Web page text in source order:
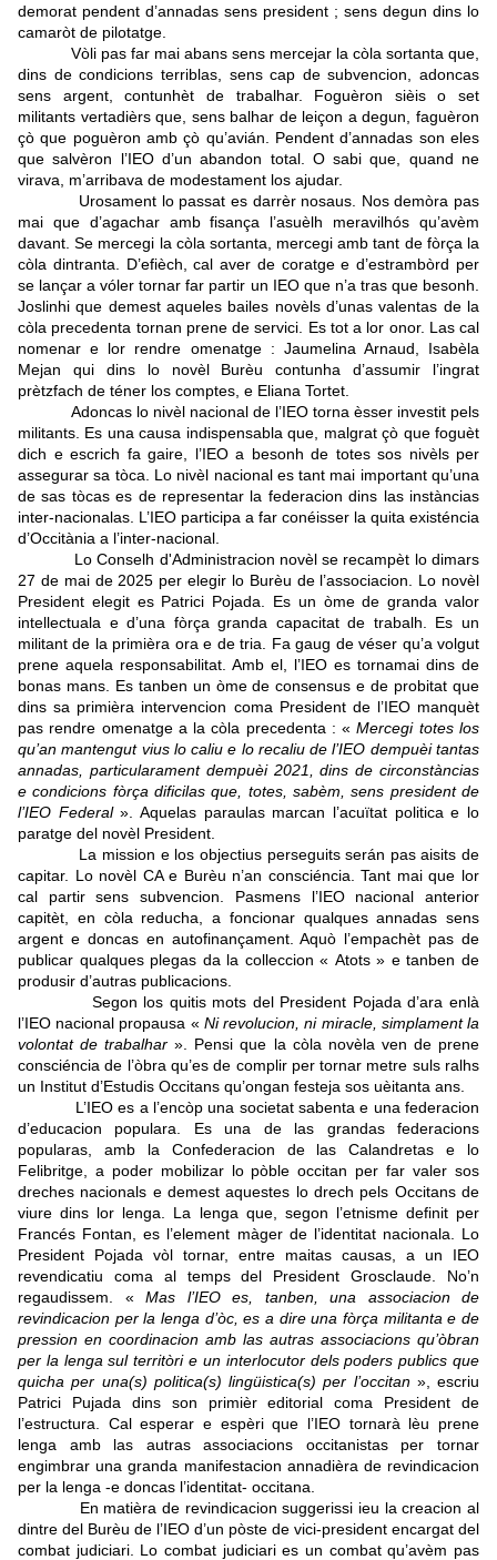
demorat pendent d’annadas sens president ; sens degun dins lo
camaròt de pilotatge.
Vòli pas far mai abans sens mercejar la còla sortanta que,
dins de condicions terriblas, sens cap de subvencion, adoncas
sens argent, contunhèt de trabalhar. Foguèron sièis o set
militants vertadièrs que, sens balhar de leiçon a degun, faguèron
çò que poguèron amb çò qu’avián. Pendent d’annadas son eles
que salvèron l’IEO d’un abandon total. O sabi que, quand ne
virava, m’arribava de modestament los ajudar.
Urosament lo passat es darrèr nosaus. Nos demòra pas
mai que d’agachar amb fisança l’asuèlh meravilhós qu’avèm
davant. Se mercegi la còla sortanta, mercegi amb tant de fòrça la
còla dintranta. D’efièch, cal aver de coratge e d’estrambòrd per
se lançar a vóler tornar far partir un IEO que n’a tras que besonh.
Joslinhi que demest aqueles bailes novèls d’unas valentas de la
còla precedenta tornan prene de servici. Es tot a lor onor. Las cal
nomenar e lor rendre omenatge : Jaumelina Arnaud, Isabèla
Mejan qui dins lo novèl Burèu contunha d’assumir l’ingrat
prètzfach de téner los comptes, e Eliana Tortet.
Adoncas lo nivèl nacional de l’IEO torna èsser investit pels
militants. Es una causa indispensabla que, malgrat çò que foguèt
dich e escrich fa gaire, l’IEO a besonh de totes sos nivèls per
assegurar sa tòca. Lo nivèl nacional es tant mai important qu’una
de sas tòcas es de representar la federacion dins las instàncias
inter-nacionalas. L’IEO participa a far conéisser la quita existéncia
d’Occitània a l’inter-nacional.
Lo Conselh d'Administracion novèl se recampèt lo dimars
27 de mai de 2025 per elegir lo Burèu de l’associacion. Lo novèl
President elegit es Patrici Pojada. Es un òme de granda valor
intellectuala e d’una fòrça granda capacitat de trabalh. Es un
militant de la primièra ora e de tria. Fa gaug de véser qu’a volgut
prene aquela responsabilitat. Amb el, l’IEO es tornamai dins de
bonas mans. Es tanben un òme de consensus e de probitat que
dins sa primièra intervencion coma President de l’IEO manquèt
pas rendre omenatge a la còla precedenta : «Mercegi totes los
qu’an mantengut vius lo caliu e lo recaliu de l’IEO dempuèi tantas
annadas, particularament dempuèi 2021, dins de circonstàncias
e condicions fòrça dificilas que, totes, sabèm, sens president de
l’IEO Federal». Aquelas paraulas marcan l’acuïtat politica e lo
paratge del novèl President.
La mission e los objectius perseguits serán pas aisits de
capitar. Lo novèl CA e Burèu n’an consciéncia. Tant mai que lor
cal partir sens subvencion. Pasmens l’IEO nacional anterior
capitèt, en còla reducha, a foncionar qualques annadas sens
argent e doncas en autofinançament. Aquò l’empachèt pas de
publicar qualques plegas da la colleccion « Atots » e tanben de
produsir d’autras publicacions.
Segon los quitis mots del President Pojada d’ara enlà
l’IEO nacional propausa « Ni revolucion, ni miracle, simplament la
volontat de trabalhar ». Pensi que la còla novèla ven de prene
consciéncia de l’òbra qu’es de complir per tornar metre suls ralhs
un Institut d’Estudis Occitans qu’ongan festeja sos uèitanta ans.
L’IEO es a l’encòp una societat sabenta e una federacion
d’educacion populara. Es una de las grandas federacions
popularas, amb la Confederacion de las Calandretas e lo
Felibritge, a poder mobilizar lo pòble occitan per far valer sos
dreches nacionals e demest aquestes lo drech pels Occitans de
viure dins lor lenga. La lenga que, segon l’etnisme definit per
Francés Fontan, es l’element màger de l’identitat nacionala. Lo
President Pojada vòl tornar, entre maitas causas, a un IEO
revendicatiu coma al temps del President Grosclaude. No’n
regaudissem. « Mas l’IEO es, tanben, una associacion de
revindicacion per la lenga d’òc, es a dire una fòrça militanta e de
pression en coordinacion amb las autras associacions qu’òbran
per la lenga sul territòri e un interlocutor dels poders publics que
quicha per una(s) politica(s) lingüistica(s) per l’occitan», escriu
Patrici Pujada dins son primièr editorial coma President de
l’estructura. Cal esperar e espèri que l’IEO tornarà lèu prene
lenga amb las autras associacions occitanistas per tornar
engimbrar una granda manifestacion annadièra de revindicacion
per la lenga -e doncas l’identitat- occitana.
En matièra de revindicacion suggerissi ieu la creacion al
dintre del Burèu de l’IEO d’un pòste de vici-president encargat del
combat judiciari. Lo combat judiciari es un combat qu’avèm pas